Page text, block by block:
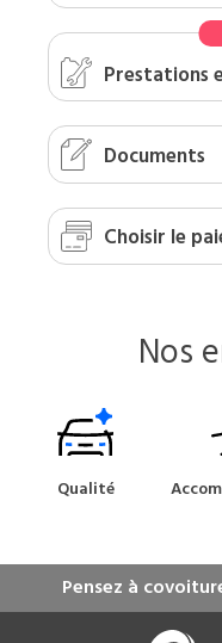
Prestations
Documents
Choisir le
Nos
Qualité
Pensez à